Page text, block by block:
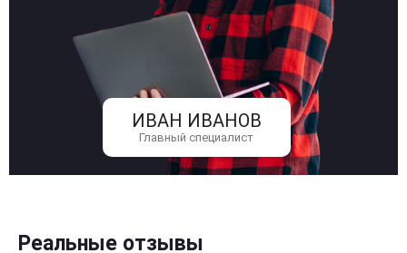
ИВАН ИВАНОВ
Главный специалист
Реальные отзывы